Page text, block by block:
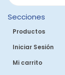
Secciones
Productos
Iniciar Sesión
Mi carrito